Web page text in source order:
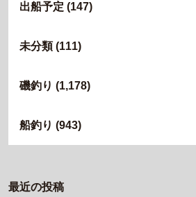
出船予定 (147)
未分類(111)
磯釣り (1,178)
船釣り (943)
最近の投稿